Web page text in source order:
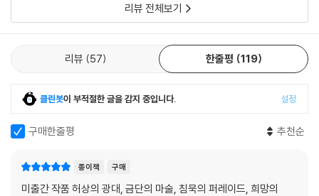
리뷰 전체보기
리뷰 57 한줄평 119
클린봇이 부적절한 글을 감지 중입니다. 설정
구매한줄평 추천순
종이책 구매
미출간 작품 허상의 광대, 금단의 마술, 침묵의 퍼레이드, 희망의